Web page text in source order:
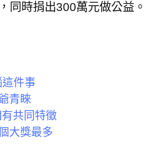
同時捐出300萬元做公益。
件事
青睞
共同特徵
大獎最多